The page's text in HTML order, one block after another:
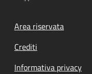
Footer menu
Area riservata
Crediti
Informativa privacy